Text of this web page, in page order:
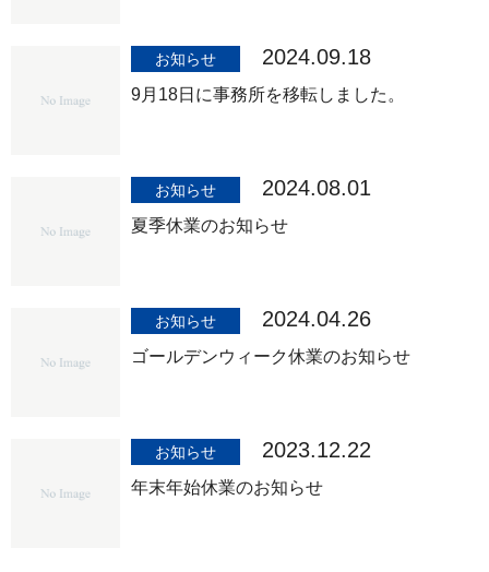
お知らせ 2024.09.18
9月18日に事務所を移転しました。
お知らせ 2024.08.01
夏季休業のお知らせ
お知らせ 2024.04.26
ゴールデンウィーク休業のお知らせ
お知らせ 2023.12.22
年末年始休業のお知らせ